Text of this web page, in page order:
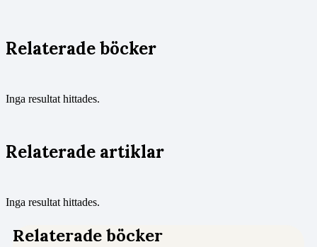
Relaterade böcker
Inga resultat hittades.
Relaterade artiklar
Inga resultat hittades.
Relaterade böcker